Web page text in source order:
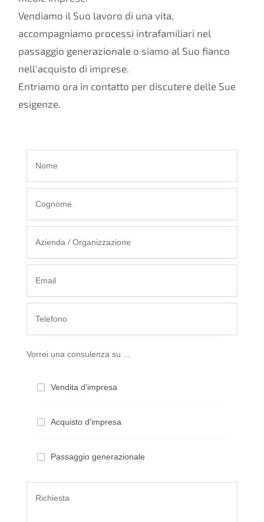
Vendiamo il Suo lavoro di una vita,
accompagniamo processi intrafamiliari nel
passaggio generazionale o siamo al Suo fianco
nell'acquisto di imprese.
Entriamo ora in contatto per discutere delle Sue
esigenze.
Vorrei una consulenza su ...
Vendita d'impresa
Acquisto d'impresa
Passaggio generazionale